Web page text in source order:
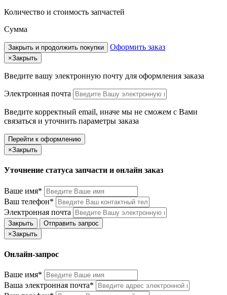
Количество и стоимость запчастей
Сумма
Закрыть и продолжить покупки Оформить заказ
×Закрыть
Введите вашу электронную почту для оформления заказа
Электронная почта
Введите корректный email, иначе мы не сможем с Вами
связаться и уточнить параметры заказа
Перейти к оформлению
×Закрыть
Уточнение статуса запчасти и онлайн заказ
Ваше имя*
Ваш телефон*
Электронная почта
Закрыть
Отправить запрос
×Закрыть
Онлайн-запрос
Ваше имя*
Ваша электронная почта*